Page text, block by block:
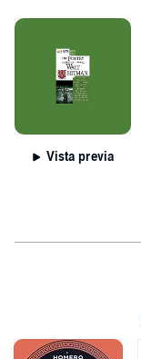
Vista previa